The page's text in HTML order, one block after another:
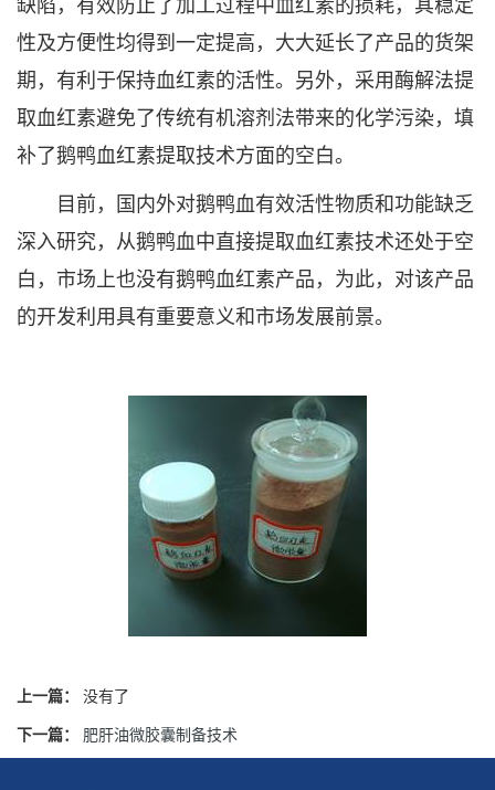
缺陷，有效防止了加工过程中血红素的损耗，其稳定
性及方便性均得到一定提高，大大延长了产品的货架
期，有利于保持血红素的活性。另外，采用酶解法提
取血红素避免了传统有机溶剂法带来的化学污染，填
补了鹅鸭血红素提取技术方面的空白。
目前，国内外对鹅鸭血有效活性物质和功能缺乏
深入研究，从鹅鸭血中直接提取血红素技术还处于空
白，市场上也没有鹅鸭血红素产品，为此，对该产品
的开发利用具有重要意义和市场发展前景。
上一篇： 没有了
下一篇： 肥肝油微胶囊制备技术